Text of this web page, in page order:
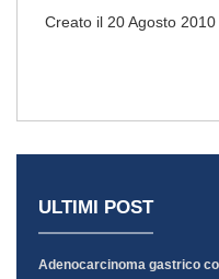
Creato il 20 Agosto 2010
ULTIMI POST
Adenocarcinoma gastrico